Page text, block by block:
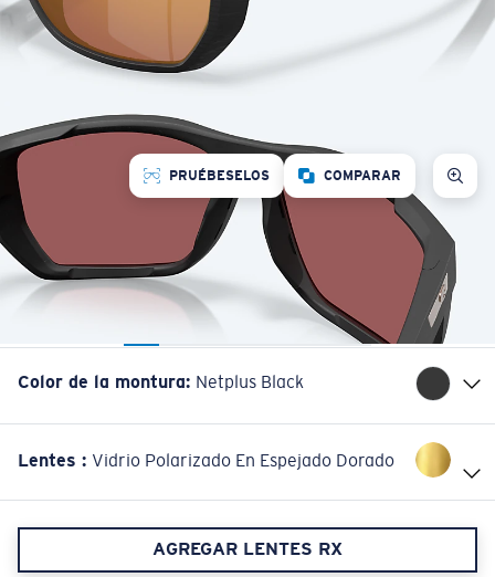
PRUÉBESELOS COMPARAR
Color de la montura: Netplus Black
Lentes : Vidrio Polarizado En Espejado Dorado
AGREGAR LENTES RX